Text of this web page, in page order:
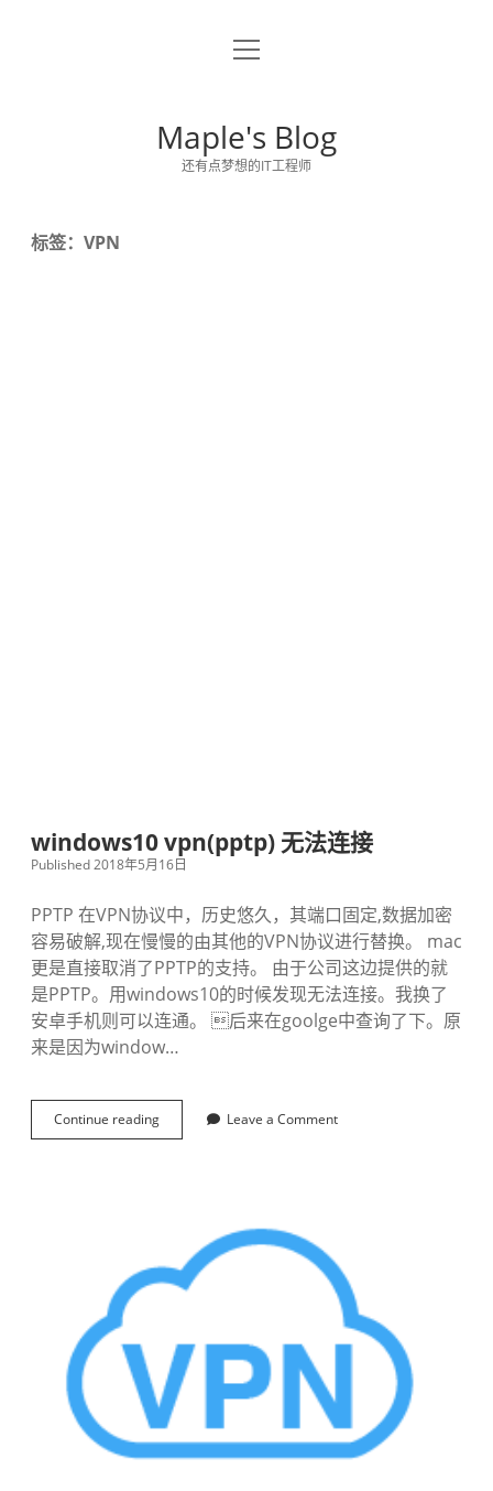
关于博主
o
m
e
n
Maple's Blog
还有点梦想的IT工程师
标签：VPN
windows10 vpn(pptp) 无法连接
Published 2018年5月16日
PPTP 在VPN协议中，历史悠久，其端口固定,数据加密
容易破解,现在慢慢的由其他的VPN协议进行替换。 mac
更是直接取消了PPTP的支持。 由于公司这边提供的就
是PPTP。用windows10的时候发现无法连接。我换了
安卓手机则可以连通。 后来在goolge中查询了下。原
来是因为window…
Continue reading
i
0
p
p
)
Leave a Comment